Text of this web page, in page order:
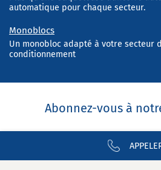
automatique pour chaque secteur.
Monoblocs
Un monobloc adapté à votre secteur
conditionnement
Abonnez-vous à